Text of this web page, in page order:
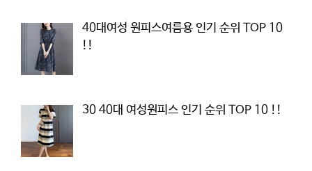
40대여성 원피스여름용 인기 순위 TOP 10
!!
30 40대 여성원피스 인기 순위 TOP 10 !!